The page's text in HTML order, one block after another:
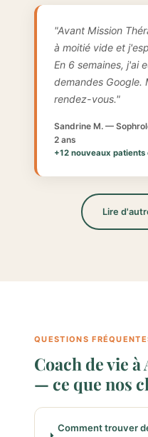
"Avant Mission
à moitié vide et
En 6 semaines, j'ai
demandes Google.
rendez-vous."
Sandrine M. —
2 ans
+12 nouveaux patients
Lire
QUESTIONS
Coach de vie
— ce que nos
Comment trouver